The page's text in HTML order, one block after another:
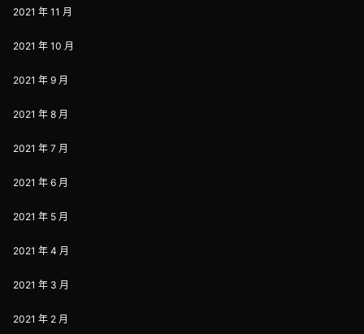
2021 年 11 月
2021 年 10 月
2021 年 9 月
2021 年 8 月
2021 年 7 月
2021 年 6 月
2021 年 5 月
2021 年 4 月
2021 年 3 月
2021 年 2 月